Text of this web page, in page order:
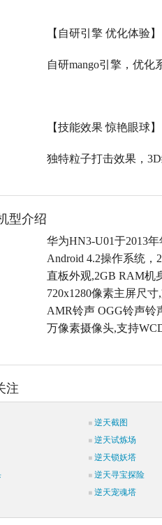
【自研引擎 优化体验】
自研mango引擎，优化
【技能效果 惊艳眼球】
独特粒子打击效果，3D
型介绍
华为HN3-U01于2013
Android 4.2操作系统，
直板外观,2GB RAM机
720x1280像素主屏尺
AMR铃声 OGG铃声铃
万像素摄像头,支持
注
逆天截图
逆天试炼场
逆天锁妖塔
逆天寻宝探险
逆天宠魂塔